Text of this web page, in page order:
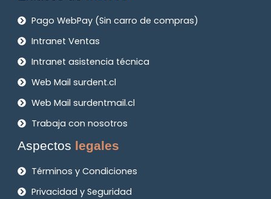
Pago WebPay (Sin carro de compras)
Intranet Ventas
Intranet asistencia técnica
Web Mail surdent.cl
Web Mail surdentmail.cl
Trabaja con nosotros
Aspectos legales
Términos y Condiciones
Privacidad y Seguridad